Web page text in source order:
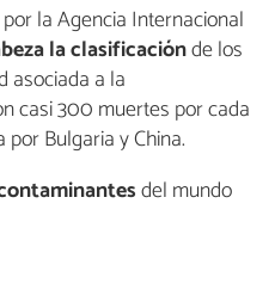
la Agencia Internacional
la clasificaciónde los
asociada a la
casi 300 muertes por cada
Bulgaria y China.
del mundo